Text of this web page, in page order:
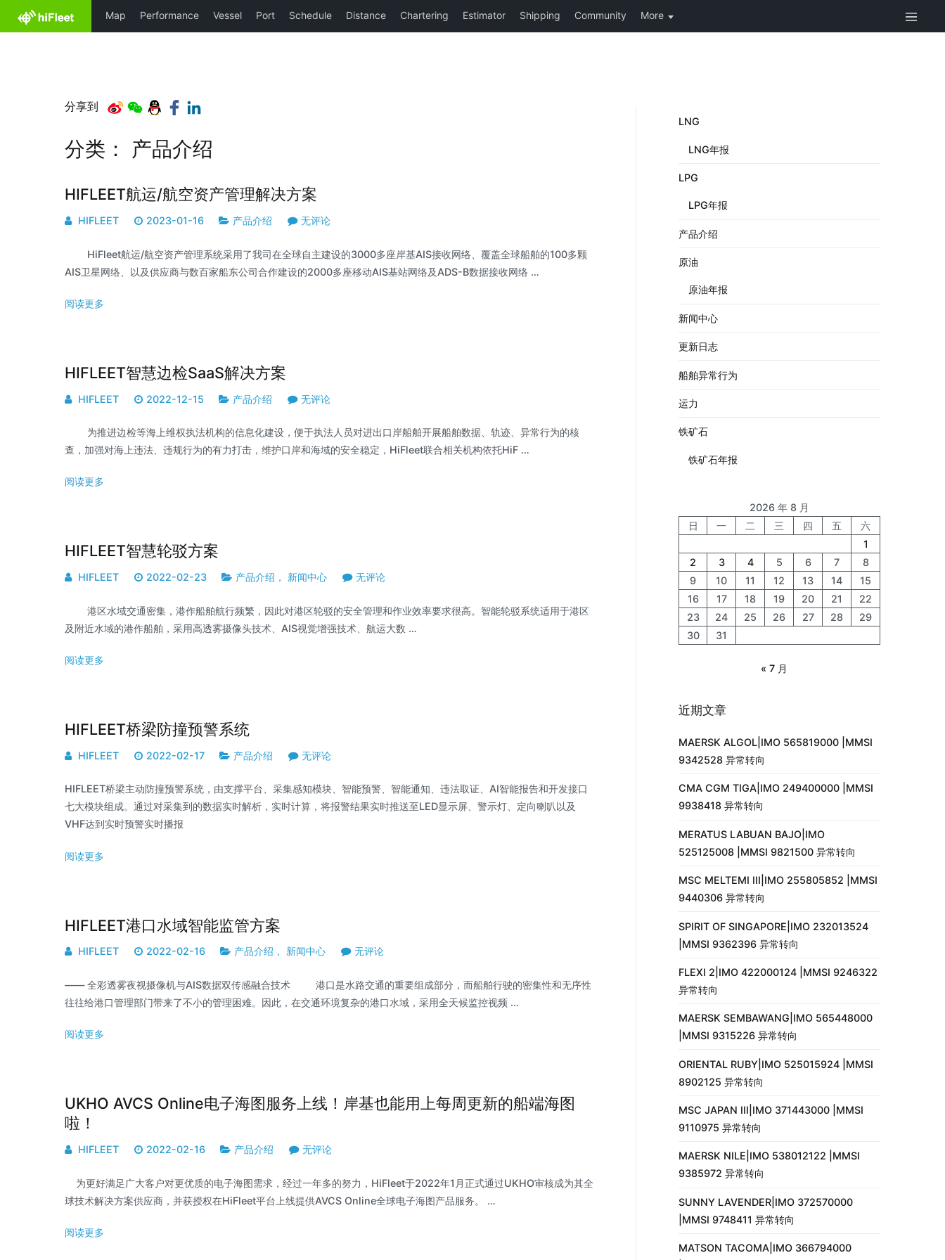
分享到
分类： 产品介绍
HIFLEET航运/航空资产管理解决方案
HIFLEET 2023-01-16 产品介绍 无评论
HiFleet航运/航空资产管理系统采用了我司在全球自主建设的3000多座岸基AIS接收网络、覆盖全球船舶的100多颗
AIS卫星网络、以及供应商与数百家船东公司合作建设的2000多座移动AIS基站网络及ADS-B数据接收网络 …
阅读更多
HIFLEET智慧边检SaaS解决方案
HIFLEET 2022-12-15 产品介绍 无评论
为推进边检等海上维权执法机构的信息化建设，便于执法人员对进出口岸船舶开展船舶数据、轨迹、异常行为的核
查，加强对海上违法、违规行为的有力打击，维护口岸和海域的安全稳定，HiFleet联合相关机构依托HiF …
阅读更多
HIFLEET智慧轮驳方案
HIFLEET 2022-02-23 产品介绍 ， 新闻中心 无评论
港区水域交通密集，港作船舶航行频繁，因此对港区轮驳的安全管理和作业效率要求很高。智能轮驳系统适用于港区
及附近水域的港作船舶，采用高透雾摄像头技术、AIS视觉增强技术、航运大数 …
阅读更多
HIFLEET桥梁防撞预警系统
HIFLEET 2022-02-17 产品介绍 无评论
HIFLEET桥梁主动防撞预警系统，由支撑平台、采集感知模块、智能预警、智能通知、违法取证、AI智能报告和开发接口
七大模块组成。通过对采集到的数据实时解析，实时计算，将报警结果实时推送至LED显示屏、警示灯、定向喇叭以及
VHF达到实时预警实时播报
阅读更多
HIFLEET港口水域智能监管方案
HIFLEET 2022-02-16 产品介绍 ， 新闻中心 无评论
—— 全彩透雾夜视摄像机与AIS数据双传感融合技术 港口是水路交通的重要组成部分，而船舶行驶的密集性和无序性
往往给港口管理部门带来了不小的管理困难。因此，在交通环境复杂的港口水域，采用全天候监控视频 …
阅读更多
UKHO AVCS Online电子海图服务上线！岸基也能用上每周更新的船端海图
啦！
HIFLEET 2022-02-16 产品介绍 无评论
为更好满足广大客户对更优质的电子海图需求，经过一年多的努力，HiFleet于2022年1月正式通过UKHO审核成为其全
球技术解决方案供应商，并获授权在HiFleet平台上线提供AVCS Online全球电子海图产品服务。 …
阅读更多
LNG
LNG年报
LPG
LPG年报
产品介绍
原油
原油年报
新闻中心
更新日志
船舶异常行为
运力
铁矿石
铁矿石年报
2026 年 8 月
日
一 二 三 四 五
六
1
2
3 4 5 6 7
8
9
10 11 12 13 14
15
16
17 18 19 20 21
22
23
24 25 26 27 28
29
30
31
« 7 月
近期文章
MAERSK ALGOL|IMO 565819000 |MMSI
9342528 异常转向
CMA CGM TIGA|IMO 249400000 |MMSI
9938418 异常转向
MERATUS LABUAN BAJO|IMO
525125008 |MMSI 9821500 异常转向
MSC MELTEMI III|IMO 255805852 |MMSI
9440306 异常转向
SPIRIT OF SINGAPORE|IMO 232013524
|MMSI 9362396 异常转向
FLEXI 2|IMO 422000124 |MMSI 9246322
异常转向
MAERSK SEMBAWANG|IMO 565448000
|MMSI 9315226 异常转向
ORIENTAL RUBY|IMO 525015924 |MMSI
8902125 异常转向
MSC JAPAN III|IMO 371443000 |MMSI
9110975 异常转向
MAERSK NILE|IMO 538012122 |MMSI
9385972 异常转向
SUNNY LAVENDER|IMO 372570000
|MMSI 9748411 异常转向
MATSON TACOMA|IMO 366794000